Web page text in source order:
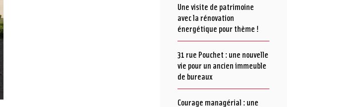
Une visite de patrimoine
avec la rénovation
énergétique pour thème !
31 rue Pouchet : une nouvelle
vie pour un ancien immeuble
de bureaux
Courage managérial : une